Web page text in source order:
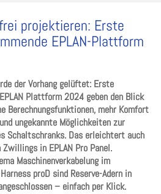
projektieren: Erste
EPLAN-Plattform
der Vorhang gelüftet: Erste
Plattform 2024 geben den Blick
Berechnungsfunktionen, mehr Komfort
ungekannte Möglichkeiten zur
Schaltschranks. Das erleichtert auch
in EPLAN Pro Panel.
Maschinenverkabelung im
proD sind Reserve-Adern in
– einfach per Klick.